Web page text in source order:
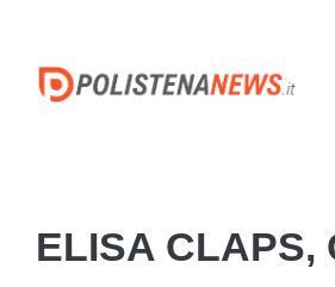
contenuto
ELISA CLAPS,